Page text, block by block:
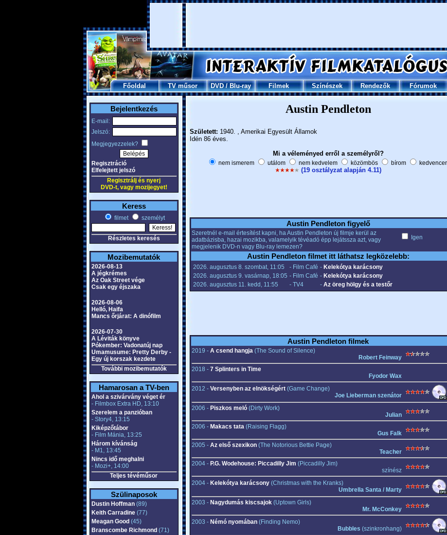
Főoldal TV műsor DVD/Blu-ray Filmek Színészek Rendezők Fórumok
Bejelentkezés
E-mail:
Jelszó:
Megjegyezzelek?
Regisztráció
Elfelejtett jelszó
Regisztrálj és nyerj
DVD-t, vagy mozijegyet!
Keress
filmet személyt
Részletes keresés
Mozibemutatók
2026-08-13
A jégkrémes
Az Oak Street vége
Csak egy éjszaka
2026-08-06
Helló, Haifa
Mancs őrjárat: A dinófilm
2026-07-30
A Léviták könyve
Pókember: Vadonatúj nap
Umamusume: Pretty Derby -
Egy új korszak kezdete
További mozibemutatók
Hamarosan a TV-ben
Ahol a szivárvány véget ér
- Filmbox Extra HD, 13:10
Szerelem a panzióban
- Story4, 13:15
Kiképzőtábor
- Film Mánia, 13:25
Három kívánság
- M1, 13:45
Nincs idő meghalni
- Mozi+, 14:00
Teljes tévéműsor
Szülinaposok
Dustin Hoffman(89)
Keith Carradine(77)
Meagan Good (45)
Branscombe Richmond (71)
Austin Pendleton
Született: 1940. , Amerikai Egyesült Államok
Idén 86 éves.
Mi a véleményed erről a személyről?
nem ismerem utálom nem kedvelem közömbös bírom
(19 osztályzat alapján 4.11)
Austin Pendleton figyelő
Szeretnél e-mail értesítést kapni, ha Austin Pendleton új filmje kerül az
adatbázisba, hazai mozikba, valamelyik tévéadó épp lejátssza azt, vagy
megjelenik DVD-n vagy Blu-ray lemezen?
Igen
Austin Pendleton filmet itt láthatsz legközelebb:
2026. augusztus 8. szombat, 11:05 - Film Café - Kelekótya karácsony
2026. augusztus 9. vasárnap, 18:05 - Film Café - Kelekótya karácsony
2026. augusztus 11. kedd, 11:55
- TV4 - Az öreg hölgy és a testőr
Austin Pendleton filmek
2019 - A csend hangja(The Sound of Silence)
Robert Feinway
2018 - 7 Splinters in Time
Fyodor Wax
2012 - Versenyben az elnökségért(Game Change)
Joe Lieberman szenátor
2006 - Piszkos meló(Dirty Work)
Julian
2006 - Makacs tata(Raising Flagg)
Gus Falk
2005 - Az első szexikon(The Notorious Bettie Page)
Teacher
2004 - P.G. Wodehouse: Piccadilly Jim (Piccadilly Jim)
színész
2004 - Kelekótya karácsony(Christmas with the Kranks)
Umbrella Santa / Marty
2003 - Nagydumás kiscsajok(Uptown Girls)
Mr. McConkey
2003 - Némó nyomában(Finding Nemo)
Bubbles (szinkronhang)